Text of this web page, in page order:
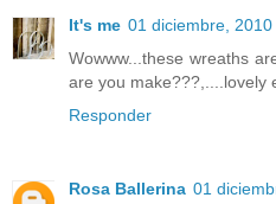
It's me 01 diciembre, 2010
Wowww...these wreaths
are you make???,....lovely
Responder
Rosa Ballerina 01